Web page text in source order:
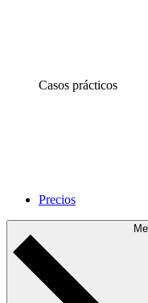
Casos prácticos
Precios